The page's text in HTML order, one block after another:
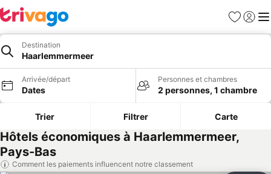
Favoris
Se
Destination
Haarlemmermeer
Arrivée/départ
Dates
Personnes et chambres
2 personnes, 1 chambre
Trier Filtrer Carte
Hôtels économiques à Haarlemmermeer,
Pays-Bas
Comment les paiements influencent notre classement